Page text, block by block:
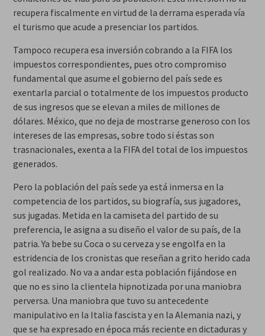
recupera fiscalmente en virtud de la derrama esperada vía
el turismo que acude a presenciar los partidos.
Tampoco recupera esa inversión cobrando a la FIFA los
impuestos correspondientes, pues otro compromiso
fundamental que asume el gobierno del país sede es
exentarla parcial o totalmente de los impuestos producto
de sus ingresos que se elevan a miles de millones de
dólares. México, que no deja de mostrarse generoso con los
intereses de las empresas, sobre todo si éstas son
trasnacionales, exenta a la FIFA del total de los impuestos
generados.
Pero la población del país sede ya está inmersa en la
competencia de los partidos, su biografía, sus jugadores,
sus jugadas. Metida en la camiseta del partido de su
preferencia, le asigna a su diseño el valor de su país, de la
patria. Ya bebe su Coca o su cerveza y se engolfa en la
estridencia de los cronistas que reseñan a grito herido cada
gol realizado. No va a andar esta población fijándose en
que no es sino la clientela hipnotizada por una maniobra
perversa. Una maniobra que tuvo su antecedente
manipulativo en la Italia fascista y en la Alemania nazi, y
que se ha expresado en época más reciente en dictaduras y